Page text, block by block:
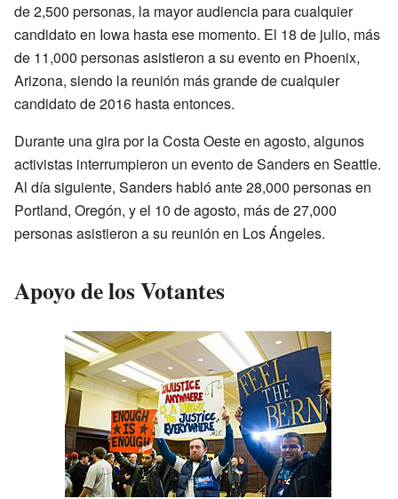
de 2,500 personas, la mayor audiencia para cualquier
candidato en Iowa hasta ese momento. El 18 de julio, más
de 11,000 personas asistieron a su evento en Phoenix,
Arizona, siendo la reunión más grande de cualquier
candidato de 2016 hasta entonces.
Durante una gira por la Costa Oeste en agosto, algunos
activistas interrumpieron un evento de Sanders en Seattle.
Al día siguiente, Sanders habló ante 28,000 personas en
Portland, Oregón, y el 10 de agosto, más de 27,000
personas asistieron a su reunión en Los Ángeles.
Apoyo de los Votantes